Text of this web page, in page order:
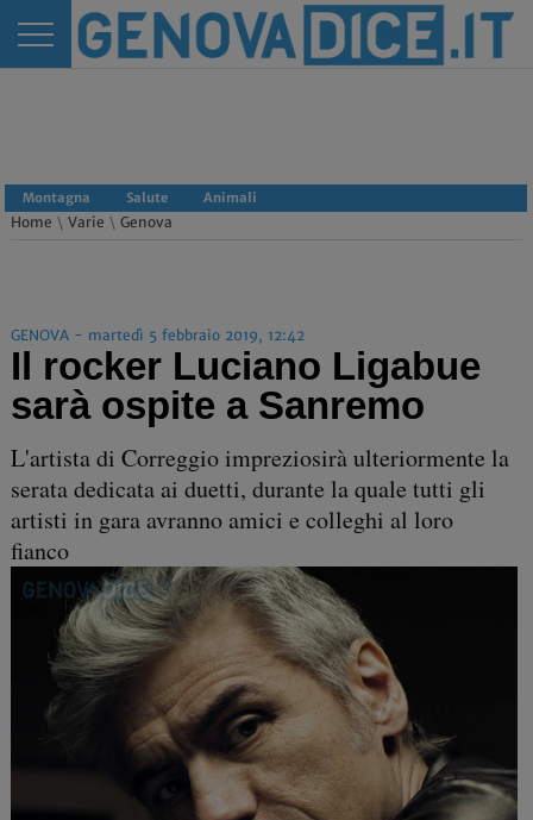
Montagna Salute Animali
Home \ Varie \ Genova
GENOVA - martedì 5 febbraio 2019, 12:42
Il rocker Luciano Ligabue
sarà ospite a Sanremo
L'artista di Correggio impreziosirà ulteriormente la
serata dedicata ai duetti, durante la quale tutti gli
artisti in gara avranno amici e colleghi al loro
fianco